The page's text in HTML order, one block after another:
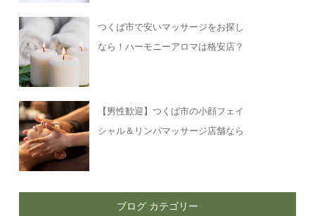
つくば市で安いマッサージをお探し
なら！ハーモニーアロマは格安店？
【男性歓迎】つくば市の小顔フェイ
シャル＆リンパマッサージ店舗なら
ブログ カテゴリー